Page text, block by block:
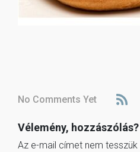
No Comments Yet
Vélemény, hozzászólás?
Az e-mail címet nem tesszük